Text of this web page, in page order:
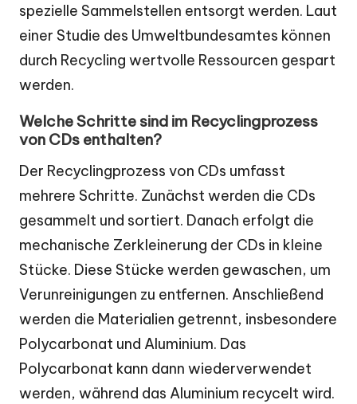
spezielle Sammelstellen entsorgt werden. Laut
einer Studie des Umweltbundesamtes können
durch Recycling wertvolle Ressourcen gespart
werden.
Welche Schritte sind im Recyclingprozess
von CDs enthalten?
Der Recyclingprozess von CDs umfasst
mehrere Schritte. Zunächst werden die CDs
gesammelt und sortiert. Danach erfolgt die
mechanische Zerkleinerung der CDs in kleine
Stücke. Diese Stücke werden gewaschen, um
Verunreinigungen zu entfernen. Anschließend
werden die Materialien getrennt, insbesondere
Polycarbonat und Aluminium. Das
Polycarbonat kann dann wiederverwendet
werden, während das Aluminium recycelt wird.